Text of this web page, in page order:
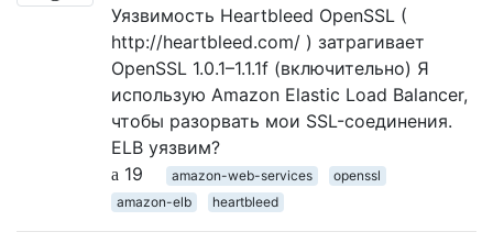
Уязвимость Heartbleed OpenSSL (
http://heartbleed.com/ ) затрагивает
OpenSSL 1.0.1–1.1.1f (включительно) Я
использую Amazon Elastic Load Balancer,
чтобы разорвать мои SSL-соединения.
ELB уязвим?
19
amazon-web-services
openssl
amazon-elb
heartbleed